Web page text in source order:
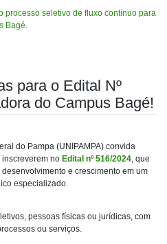
processo seletivo de fluxo contínuo para
Bagé.
para o Edital Nº
do Campus Bagé!
do Pampa (UNIPAMPA) convida
no Edital nº 516/2024, que
e crescimento em um
especializado.
pessoas físicas ou jurídicas, com
ou serviços.